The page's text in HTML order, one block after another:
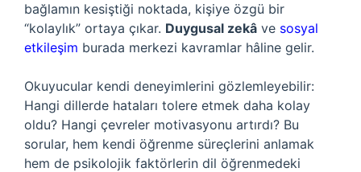
bağlamın kesiştiği noktada, kişiye özgü bir
“kolaylık” ortaya çıkar. Duygusal zekâ ve sosyal
etkileşim burada merkezi kavramlar hâline gelir.
Okuyucular kendi deneyimlerini gözlemleyebilir:
Hangi dillerde hataları tolere etmek daha kolay
oldu? Hangi çevreler motivasyonu artırdı? Bu
sorular, hem kendi öğrenme süreçlerini anlamak
hem de psikolojik faktörlerin dil öğrenmedeki